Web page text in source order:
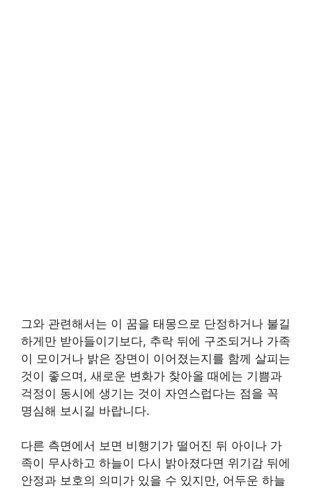
그와 관련해서는 이 꿈을 태몽으로 단정하거나 불길
하게만 받아들이기보다, 추락 뒤에 구조되거나 가족
이 모이거나 밝은 장면이 이어졌는지를 함께 살피는
것이 좋으며, 새로운 변화가 찾아올 때에는 기쁨과
걱정이 동시에 생기는 것이 자연스럽다는 점을 꼭
명심해 보시길 바랍니다.
다른 측면에서 보면 비행기가 떨어진 뒤 아이나 가
족이 무사하고 하늘이 다시 밝아졌다면 위기감 뒤에
안정과 보호의 의미가 있을 수 있지만, 어두운 하늘